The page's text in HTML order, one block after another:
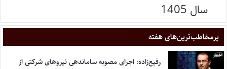
سال 1405
پر‌مخاطب‌ترین‌های هفته
رفیع‌زاده: اجرای مصوبه ساماندهی نیروهای شرکتی از